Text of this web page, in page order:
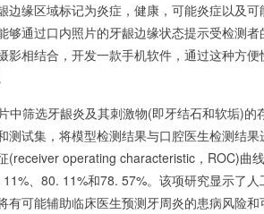
边缘区域标记为炎症，健康，可能炎症以及
通过口内照片的牙龈边缘状态提示受检测者
影相结合，开发一款手机软件，通过这种方
中筛选牙龈炎及其刺激物(即牙结石和软垢)的
测试集，将模型检测结果与口腔医生检测结
(receiver operating characteristic，ROC)曲
、80. 11%和78. 57%。该项研究显示了
有可能辅助临床医生预测牙周炎的患病风险